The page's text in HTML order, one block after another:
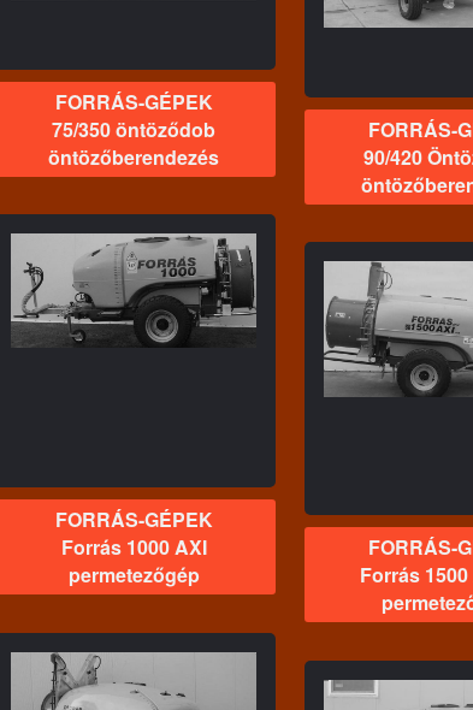
FORRÁS-GÉPEK
75/350 öntöződob
öntözőberendezés
FORRÁS-
90/420
FORRÁS-GÉPEK
Forrás 1000 AXI
permetezőgép
FORRÁS-GÉPEK
FORRÁS-
Forrás
Forrás